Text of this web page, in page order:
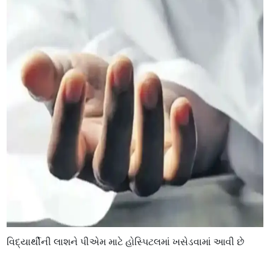
વિદ્યાર્થીની લાશને પીએમ માટે હોસ્પિટલમાં ખસેડવામાં આવી છે